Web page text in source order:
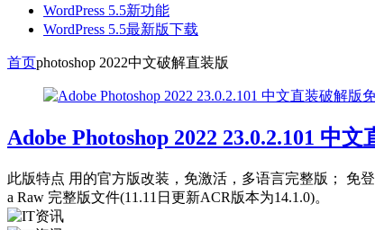
WordPress 5.5新功能
WordPress 5.5最新版下载
首页photoshop 2022中文破解直装版
Adobe Photoshop 2022 23.0.2.101 中
此版特点 用的官方版改装，免激活，多语言完整版； 免
a Raw 完整版文件(11.11日更新ACR版本为14.1.0)。